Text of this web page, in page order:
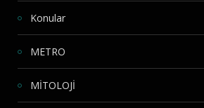
Konular
METRO
MİTOLOJİ